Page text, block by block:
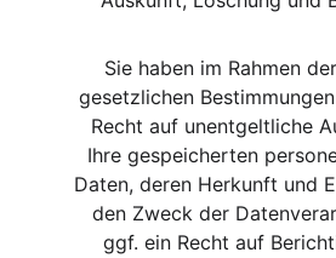
Sie haben im Rahmen
gesetzlichen
Recht auf unentgeltliche
Ihre gespeicherten
Daten, deren Herkunft und
den Zweck der
ggf. ein Recht auf